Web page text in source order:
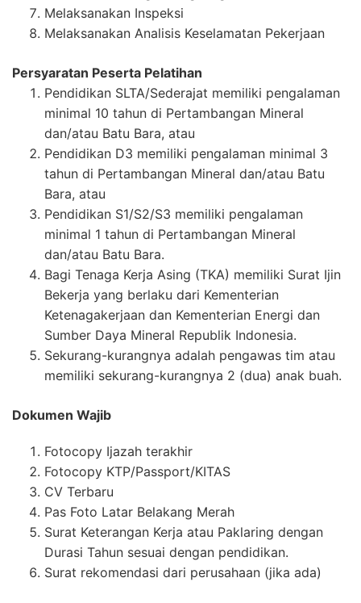
Melaksanakan Inspeksi
Melaksanakan Analisis Keselamatan Pekerjaan
Persyaratan Peserta Pelatihan
Pendidikan SLTA/Sederajat memiliki pengalaman
minimal 10 tahun di Pertambangan Mineral
dan/atau Batu Bara, atau
Pendidikan D3 memiliki pengalaman minimal 3
tahun di Pertambangan Mineral dan/atau Batu
Bara, atau
Pendidikan S1/S2/S3 memiliki pengalaman
minimal 1 tahun di Pertambangan Mineral
dan/atau Batu Bara.
Bagi Tenaga Kerja Asing (TKA) memiliki Surat Ijin
Bekerja yang berlaku dari Kementerian
Ketenagakerjaan dan Kementerian Energi dan
Sumber Daya Mineral Republik Indonesia.
Sekurang-kurangnya adalah pengawas tim atau
memiliki sekurang-kurangnya 2 (dua) anak buah.
Dokumen Wajib
Fotocopy Ijazah terakhir
Fotocopy KTP/Passport/KITAS
CV Terbaru
Pas Foto Latar Belakang Merah
Surat Keterangan Kerja atau Paklaring dengan
Durasi Tahun sesuai dengan pendidikan.
Surat rekomendasi dari perusahaan (jika ada)